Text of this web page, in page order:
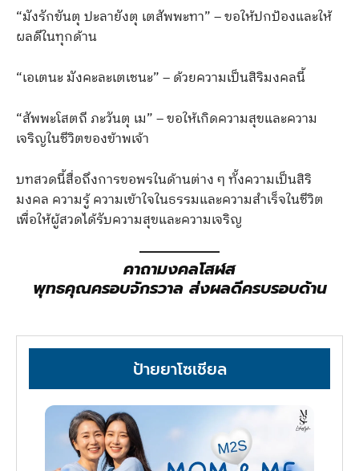
“มังรักขันตุ ปะลายังตุ เตสัพพะทา” – ขอให้ปกป้องและให้
ผลดีในทุกด้าน
“เอเตนะ มังคะละเตเชนะ” – ด้วยความเป็นสิริมงคลนี้
“สัพพะโสตถี ภะวันตุ เม” – ขอให้เกิดความสุขและความ
เจริญในชีวิตของข้าพเจ้า
บทสวดนี้สื่อถึงการขอพรในด้านต่าง ๆ ทั้งความเป็นสิริ
มงคล ความรู้ ความเข้าใจในธรรมและความสำเร็จในชีวิต
เพื่อให้ผู้สวดได้รับความสุขและความเจริญ
คาถามงคลโสฬส
พุทธคุณครอบจักรวาล ส่งผลดีครบรอบด้าน
ป้ายยาโซเชียล